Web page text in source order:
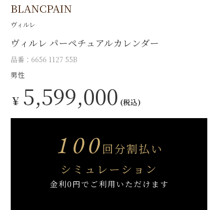
BLANCPAIN
ヴィルレ
ヴィルレ パーペチュアルカレンダー
品番：6656 1127 55B
男性
￥ 5,599,000 (税込)
100回分割払い
シミュレーション
金利0円でご利用いただけます